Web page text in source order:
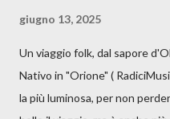
giugno 13, 2025
Un viaggio folk, dal sapore
Nativo in "Orione" (
la più luminosa, per non